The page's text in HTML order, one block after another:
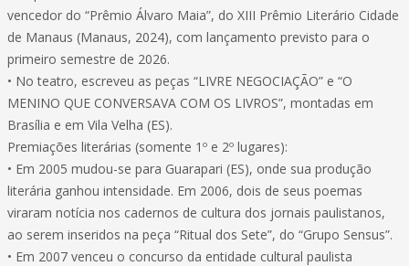
vencedor do “Prêmio Álvaro Maia”, do XIII Prêmio Literário Cidade
de Manaus (Manaus, 2024), com lançamento previsto para o
primeiro semestre de 2026.
• No teatro, escreveu as peças “LIVRE NEGOCIAÇÃO” e “O
MENINO QUE CONVERSAVA COM OS LIVROS”, montadas em
Brasília e em Vila Velha (ES).
Premiações literárias (somente 1º e 2º lugares):
• Em 2005 mudou-se para Guarapari (ES), onde sua produção
literária ganhou intensidade. Em 2006, dois de seus poemas
viraram notícia nos cadernos de cultura dos jornais paulistanos,
ao serem inseridos na peça “Ritual dos Sete”, do “Grupo Sensus”.
• Em 2007 venceu o concurso da entidade cultural paulista